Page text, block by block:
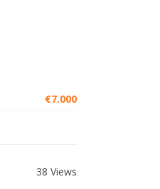
€7.000
38 Views